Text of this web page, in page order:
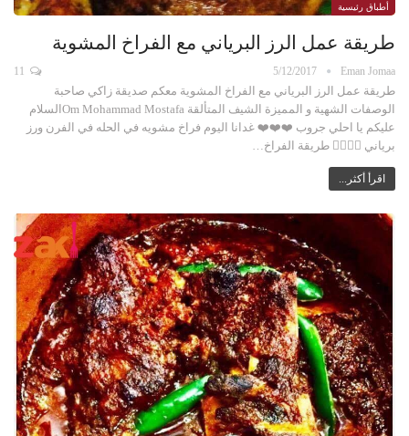
أطباق رئيسية
طريقة عمل الرز البرياني مع الفراخ المشوية
Eman Jomaa
5/12/2017
طريقة عمل الرز البرياني مع الفراخ المشوية معكم صديقة زاكي صاحبة
الوصفات الشهية و المميزة الشيف المتألقة Om Mohammad Mostafaالسلام
عليكم يا احلي جروب ❤️❤️❤️ غدانا اليوم فراخ مشويه في الحله في الفرن ورز
برياني 👍🏻👍🏻 طريقة الفراخ…
اقرأ أكثر...